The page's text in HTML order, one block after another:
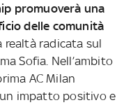
promuoverà una
delle comunità
realtà radicata sul
Sofia. Nell’ambito
AC Milan
un impatto positivo e